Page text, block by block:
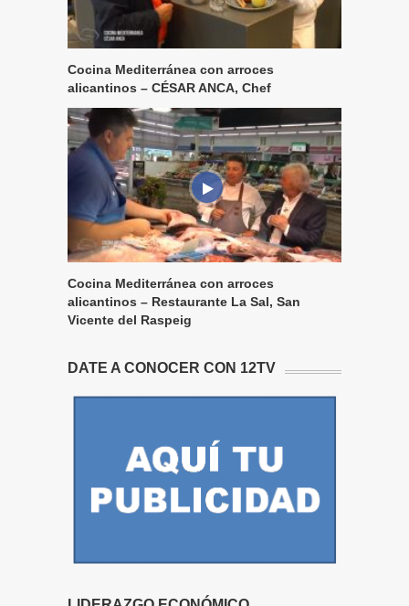
Cocina Mediterránea con arroces
alicantinos – CÉSAR ANCA, Chef
Cocina Mediterránea con arroces
alicantinos – Restaurante La Sal, San
Vicente del Raspeig
DATE A CONOCER CON 12TV